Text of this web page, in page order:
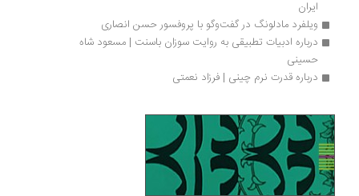
ویلفرد مادلونگ در گفت‌وگو با پروفسور حسن انصاری
درباره ادبیات تطبیقی به روایت سوزان باسنت | مسعود شاه
درباره قدرت نرم چینی | فرزاد نعمتی